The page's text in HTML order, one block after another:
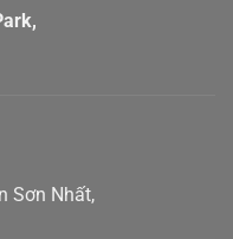
Royal Park,
Tân Sơn Nhất,